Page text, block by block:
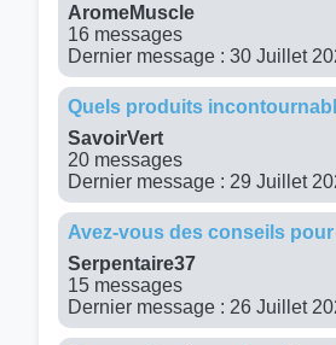
AromeMuscle
16 messages
Dernier message : 30 Juillet
Quels produits
SavoirVert
20 messages
Dernier message : 29 Juillet
Avez-vous des conseils
Serpentaire37
15 messages
Dernier message : 26 Juillet